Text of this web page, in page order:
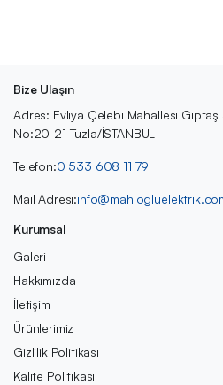
Bize Ulaşın
Adres: Evliya Çelebi Mahallesi
No:20-21 Tuzla/İSTANBUL
Telefon:0 533 608 11 79
Mail Adresi:
Kurumsal
Galeri
Hakkımızda
İletişim
Ürünlerimiz
Gizlilik Politikası
Kalite Politikası